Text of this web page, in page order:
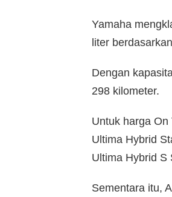
Yamaha
liter
Dengan
298 kilometer.
Untuk harga
Ultima Hybrid
Ultima Hybrid S
Sementara itu,